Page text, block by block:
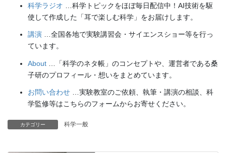
科学ラジオ …科学トピックをほぼ毎日配信中！AI技術を駆
使して作成した「耳で楽しむ科学」をお届けします。
講演 …全国各地で実験講習会・サイエンスショー等を行っ
ています。
About …「科学のネタ帳」のコンセプトや、運営者である桑
子研のプロフィール・想いをまとめています。
お問い合わせ …実験教室のご依頼、執筆・講演の相談、科
学監修等はこちらのフォームからお寄せください。
カテゴリー 科学一般